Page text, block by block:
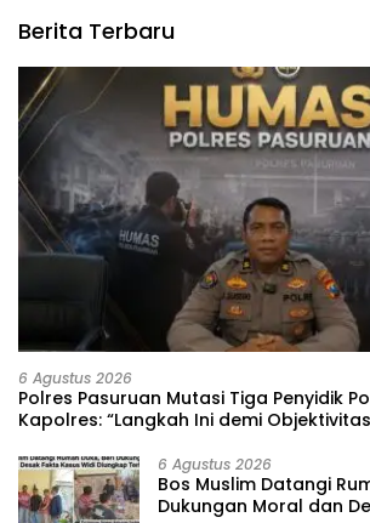
Berita Terbaru
6 Agustus 2026
‎Polres Pasuruan Mutasi Tiga Penyidik
Kapolres: “Langkah Ini demi
6 Agustus 2026
‎Bos Muslim Datangi
Dukungan Moral dan